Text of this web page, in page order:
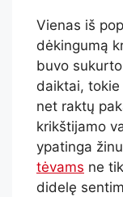
Vienas iš
dėkingumą
buvo
daiktai,
net raktų
krikštijamo
ypatinga
tėvams ne
didelę